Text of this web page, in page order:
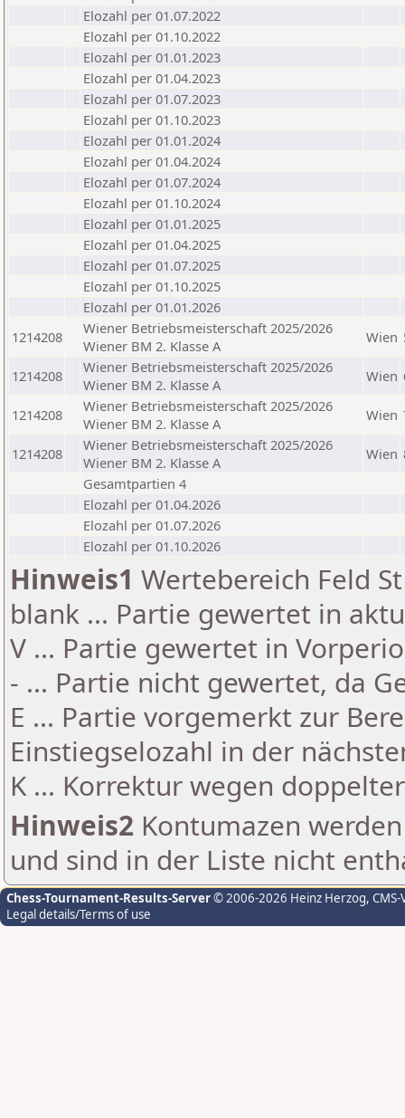
Elozahl per 01.07.2022
Elozahl per 01.10.2022
Elozahl per 01.01.2023
Elozahl per 01.04.2023
Elozahl per 01.07.2023
Elozahl per 01.10.2023
Elozahl per 01.01.2024
Elozahl per 01.04.2024
Elozahl per 01.07.2024
Elozahl per 01.10.2024
Elozahl per 01.01.2025
Elozahl per 01.04.2025
Elozahl per 01.07.2025
Elozahl per 01.10.2025
Elozahl per 01.01.2026
1214208
Wiener Betriebsmeisterschaft 2025/2026
Wiener BM 2. Klasse A
Wien
1214208
Wiener Betriebsmeisterschaft 2025/2026
Wiener BM 2. Klasse A
Wien
1214208
Wiener Betriebsmeisterschaft 2025/2026
Wiener BM 2. Klasse A
Wien
1214208
Wiener Betriebsmeisterschaft 2025/2026
Wiener BM 2. Klasse A
Wien
Gesamtpartien 4
Elozahl per 01.04.2026
Elozahl per 01.07.2026
Elozahl per 01.10.2026
Hinweis1 Wertebereich Feld
blank ... Partie gewertet in
V ... Partie gewertet in
- ... Partie nicht gewertet, da
E ... Partie vorgemerkt zur
Einstiegselozahl in der
K ... Korrektur wegen
Hinweis2 Kontumazen
und sind in der Liste nicht
Chess-Tournament-Results-Server© 2006-2026 Heinz Herzog,
Legal details/Terms of use